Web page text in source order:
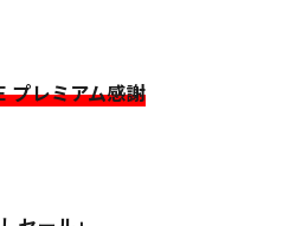
プレミアム感謝